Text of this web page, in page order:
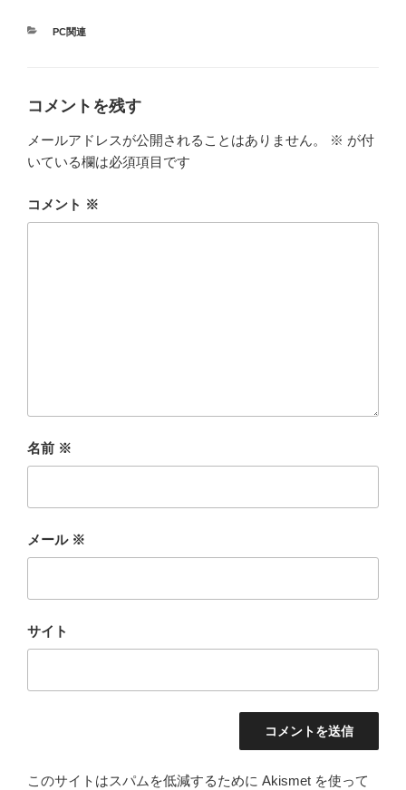
カ
PC関連
コメントを残す
メールアドレスが公開されることはありません。 ※ が付
いている欄は必須項目です
コメント ※
名前 ※
メール ※
サイト
このサイトはスパムを低減するために Akismet を使って